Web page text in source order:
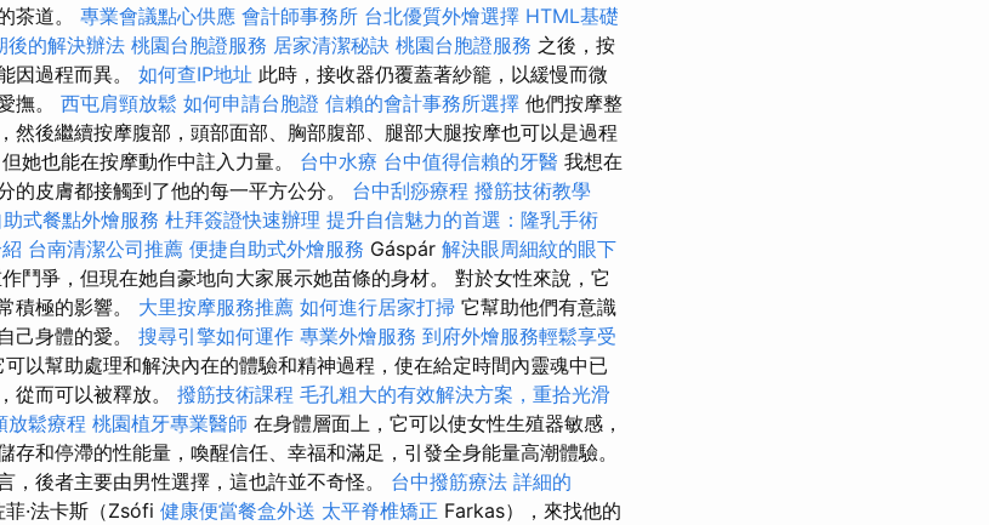
茶道。 專業會議點心供應 會計師事務所 台北優質外燴選擇 HTML基礎
後的解決辦法 桃園台胞證服務 居家清潔秘訣 桃園台胞證服務 之後，按
因過程而異。 如何查IP地址 此時，接收器仍覆蓋著紗籠，以緩慢而微
撫。 西屯肩頸放鬆 如何申請台胞證 信賴的會計事務所選擇 他們按摩整
然後繼續按摩腹部，頭部面部、胸部腹部、腿部大腿按摩也可以是過程
她也能在按摩動作中註入力量。 台中水療 台中值得信賴的牙醫 我想在
的皮膚都接觸到了他的每一平方公分。 台中刮痧療程 撥筋技術教學
式餐點外燴服務 杜拜簽證快速辦理 提升自信魅力的首選：隆乳手術
台南清潔公司推薦 便捷自助式外燴服務 Gáspár 解決眼周細紋的眼下
鬥爭，但現在她自豪地向大家展示她苗條的身材。 對於女性來說，它
積極的影響。 大里按摩服務推薦 如何進行居家打掃 它幫助他們有意識
己身體的愛。 搜尋引擎如何運作 專業外燴服務 到府外燴服務輕鬆享受
可以幫助處理和解決內在的體驗和精神過程，使在給定時間內靈魂中已
從而可以被釋放。 撥筋技術課程 毛孔粗大的有效解決方案，重拾光滑
放鬆療程 桃園植牙專業醫師 在身體層面上，它可以使女性生殖器敏感，
存和停滯的性能量，喚醒信任、幸福和滿足，引發全身能量高潮體驗。
，後者主要由男性選擇，這也許並不奇怪。 台中撥筋療法 詳細的
·法卡斯（Zsófi 健康便當餐盒外送 太平脊椎矯正 Farkas），來找他的